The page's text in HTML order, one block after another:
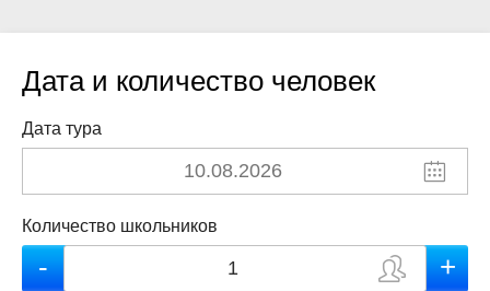
Дата и количество человек
Дата тура
Количество школьников